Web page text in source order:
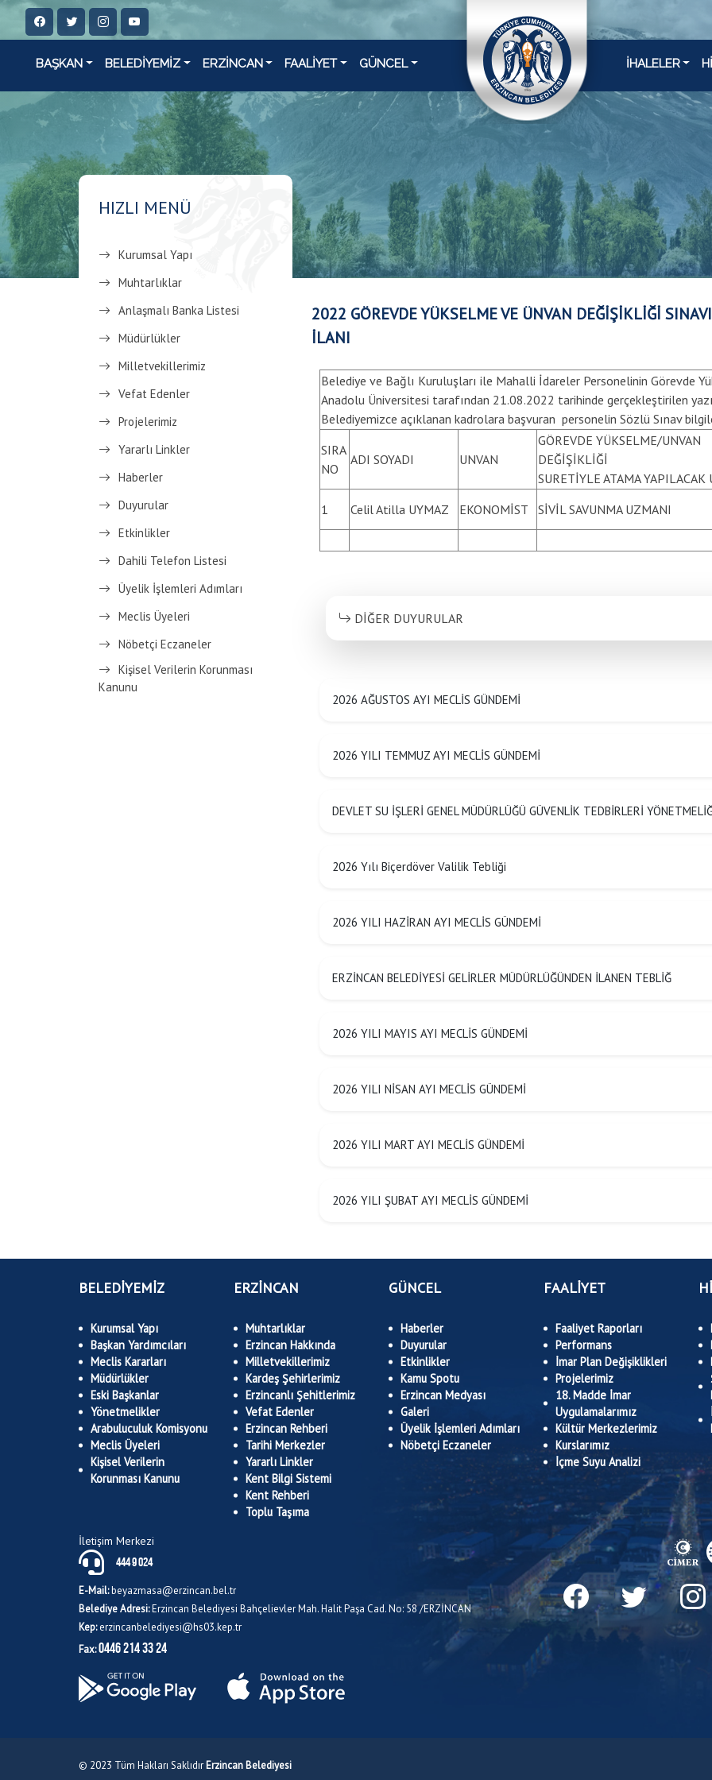
BAŞKAN BELEDİYEMİZ ERZİNCAN FAALİYET GÜNCEL İHALELER
HIZLI MENÜ
Kurumsal Yapı
Muhtarlıklar
Anlaşmalı Banka Listesi
Müdürlükler
Milletvekillerimiz
Vefat Edenler
Projelerimiz
Yararlı Linkler
Haberler
Duyurular
Etkinlikler
Dahili Telefon Listesi
Üyelik İşlemleri Adımları
Meclis Üyeleri
Nöbetçi Eczaneler
Kişisel Verilerin Korunması
Kanunu
2022 GÖREVDE YÜKSELME VE ÜNVAN DEĞİŞİKLİĞİ
İLANI
Belediye ve Bağlı Kuruluşları ile Mahalli İdareler Personelinin Görevde
Anadolu Üniversitesi tarafından 21.08.2022 tarihinde gerçekleştirilen
Belediyemizce açıklanan kadrolara başvuran personelin Sözlü Sınav
SIRA
NO
ADI SOYADI UNVAN
GÖREVDE YÜKSELME/UNVAN
DEĞİŞİKLİĞİ
SURETİYLE ATAMA YAPILACAK
1
Celil Atilla UYMAZ EKONOMİST SİVİL SAVUNMA UZMANI
DİĞER DUYURULAR
2026 AĞUSTOS AYI MECLİS GÜNDEMİ
2026 YILI TEMMUZ AYI MECLİS GÜNDEMİ
DEVLET SU İŞLERİ GENEL MÜDÜRLÜĞÜ GÜVENLİK TEDBİRLERİ
2026 Yılı Biçerdöver Valilik Tebliği
2026 YILI HAZİRAN AYI MECLİS GÜNDEMİ
ERZİNCAN BELEDİYESİ GELİRLER MÜDÜRLÜĞÜNDEN İLANEN TEBLİĞ
2026 YILI MAYIS AYI MECLİS GÜNDEMİ
2026 YILI NİSAN AYI MECLİS GÜNDEMİ
2026 YILI MART AYI MECLİS GÜNDEMİ
2026 YILI ŞUBAT AYI MECLİS GÜNDEMİ
BELEDİYEMİZ
Kurumsal Yapı
Başkan Yardımcıları
Meclis Kararları
Müdürlükler
Eski Başkanlar
Yönetmelikler
Arabuluculuk Komisyonu
Meclis Üyeleri
Kişisel Verilerin
Korunması Kanunu
ERZİNCAN
Muhtarlıklar
Erzincan Hakkında
Milletvekillerimiz
Kardeş Şehirlerimiz
Erzincanlı Şehitlerimiz
Vefat Edenler
Erzincan Rehberi
Tarihi Merkezler
Yararlı Linkler
Kent Bilgi Sistemi
Kent Rehberi
Toplu Taşıma
GÜNCEL
Haberler
Duyurular
Etkinlikler
Kamu Spotu
Erzincan Medyası
Galeri
Üyelik İşlemleri Adımları
Nöbetçi Eczaneler
FAALİYET
Faaliyet Raporları
Performans
İmar Plan Değişiklikleri
Projelerimiz
18. Madde İmar
Uygulamalarımız
Kültür Merkezlerimiz
Kurslarımız
İçme Suyu Analizi
İletişim Merkezi
444 9 024
E-Mail:beyazmasa@erzincan.bel.tr
Belediye Adresi:Erzincan Belediyesi Bahçelievler Mah. Halit Paşa Cad. No: 58 /ERZİNCAN
Kep:erzincanbelediyesi@hs03.kep.tr
Fax:0446 214 33 24
© 2023 Tüm Hakları Saklıdır Erzincan Belediyesi